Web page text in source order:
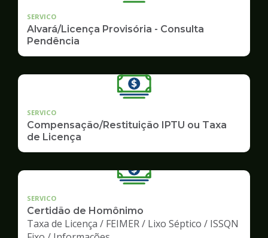
SERVICO
Alvará/Licença Provisória - Consulta
Pendência
SERVICO
Compensação/Restituição IPTU ou Taxa
de Licença
SERVICO
Certidão de Homônimo
Taxa de Licença / FEIMER / Lixo Séptico / ISSQN